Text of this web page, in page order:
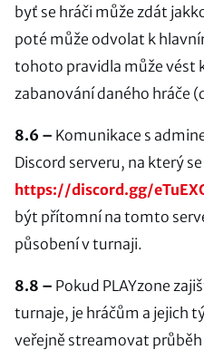
byť se hráči může zdát
poté může odvolat k
tohoto pravidla může vést
zabanování daného hráče
8.6 – Komunikace s
Discord serveru, na který
https://discord.gg/
být přítomní na tomto
působení v turnaji.
8.8 – Pokud PLAYzone
turnaje, je hráčům a jejich
veřejně streamovat